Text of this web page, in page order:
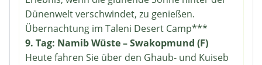
Dünenwelt verschwindet, zu genießen.
Übernachtung im Taleni Desert Camp***
9. Tag: Namib Wüste – Swakopmund (F)
Heute fahren Sie über den Ghaub- und Kuiseb